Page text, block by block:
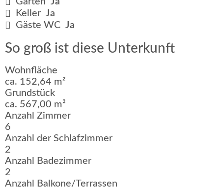
Keller Ja
Gäste WC Ja
So groß ist diese Unterkunft
Wohnfläche
ca. 152,64 m²
Grundstück
ca. 567,00 m²
Anzahl Zimmer
6
Anzahl der Schlafzimmer
2
Anzahl Badezimmer
2
Anzahl Balkone/Terrassen